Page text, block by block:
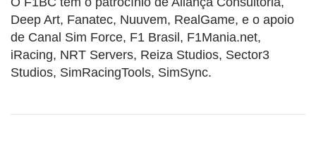
Deep Art, Fanatec, Nuuvem, RealGame, e o apoio
de Canal Sim Force, F1 Brasil, F1Mania.net,
iRacing, NRT Servers, Reiza Studios, Sector3
Studios, SimRacingTools, SimSync.